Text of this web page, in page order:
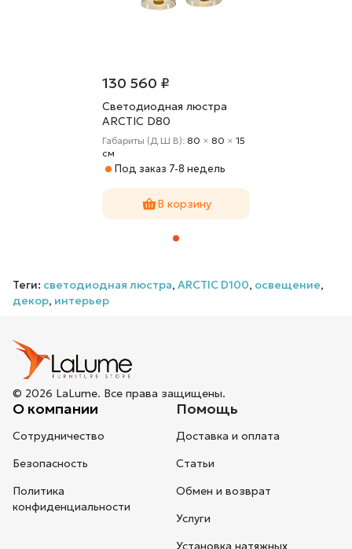
130 560 ₽
Светодиодная люстра
ARCTIC D80
Габариты (Д Ш В): 80 × 80 × 15
cм
Под заказ 7-8 недель
В корзину
Теги: светодиодная люстра, ARCTIC D100, освещение,
декор, интерьер
© 2026 LaLume. Все права защищены.
О компании
Сотрудничество
Безопасность
Политика
конфиденциальности
Помощь
Доставка и оплата
Статьи
Обмен и возврат
Услуги
Установка натяжных